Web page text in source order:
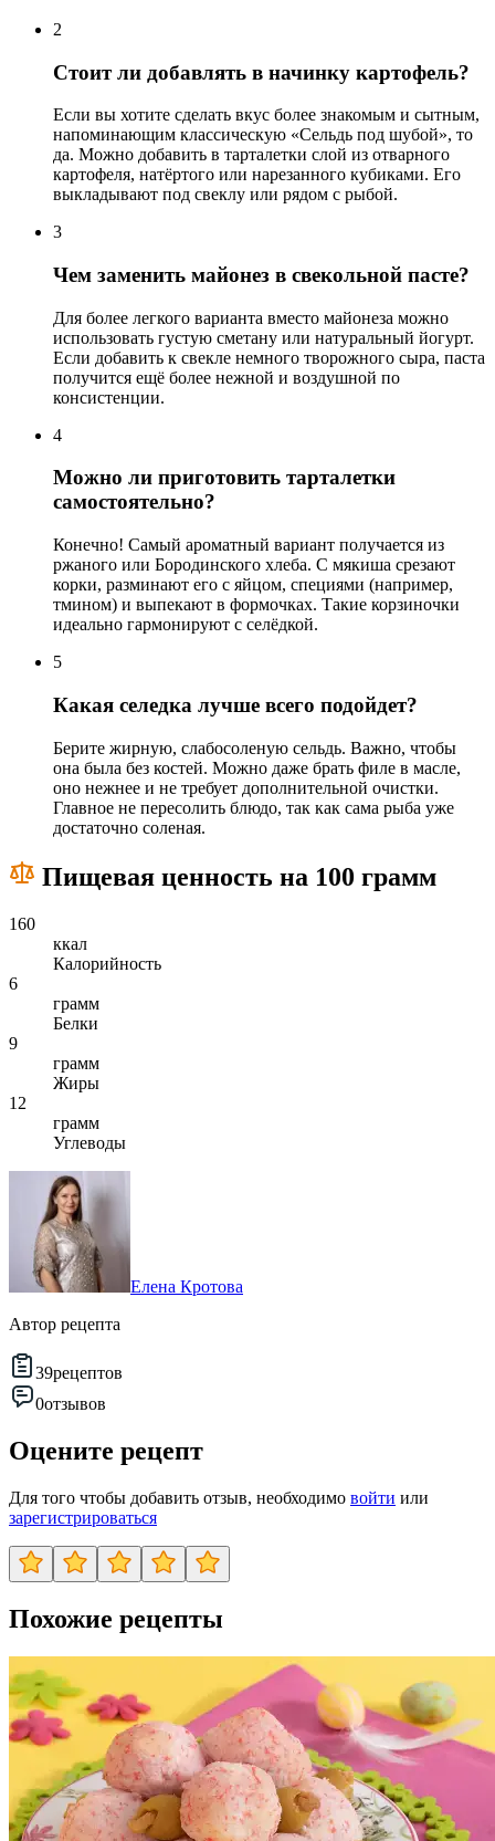
2
Стоит ли добавлять в начинку картофель?
Если вы хотите сделать вкус более знакомым и сытным,
напоминающим классическую «Сельдь под шубой», то
да. Можно добавить в тарталетки слой из отварного
картофеля, натёртого или нарезанного кубиками. Его
выкладывают под свеклу или рядом с рыбой.
3
Чем заменить майонез в свекольной пасте?
Для более легкого варианта вместо майонеза можно
использовать густую сметану или натуральный йогурт.
Если добавить к свекле немного творожного сыра, паста
получится ещё более нежной и воздушной по
консистенции.
4
Можно ли приготовить тарталетки
самостоятельно?
Конечно! Самый ароматный вариант получается из
ржаного или Бородинского хлеба. С мякиша срезают
корки, разминают его с яйцом, специями (например,
тмином) и выпекают в формочках. Такие корзиночки
идеально гармонируют с селёдкой.
5
Какая селедка лучше всего подойдет?
Берите жирную, слабосоленую сельдь. Важно, чтобы
она была без костей. Можно даже брать филе в масле,
оно нежнее и не требует дополнительной очистки.
Главное не пересолить блюдо, так как сама рыба уже
достаточно соленая.
Пищевая ценность на 100 грамм
160
ккал
Калорийность
6
грамм
Белки
9
грамм
Жиры
12
грамм
Углеводы
Елена Кротова
Автор рецепта
39рецептов
0отзывов
Оцените рецепт
Для того чтобы добавить отзыв, необходимо войти или
зарегистрироваться
Похожие рецепты